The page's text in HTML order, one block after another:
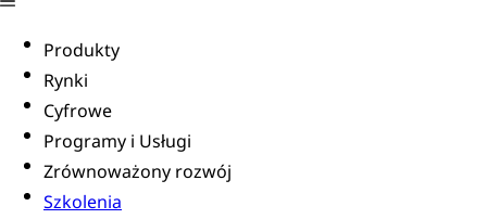
Produkty
Rynki
Cyfrowe
Programy i Usługi
Zrównoważony rozwój
Szkolenia